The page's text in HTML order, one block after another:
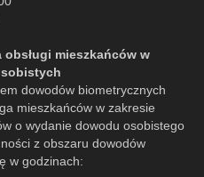
mieszkańców w
dowodów biometrycznych
mieszkańców w zakresie
o wydanie dowodu osobistego
z obszaru dowodów
w godzinach: